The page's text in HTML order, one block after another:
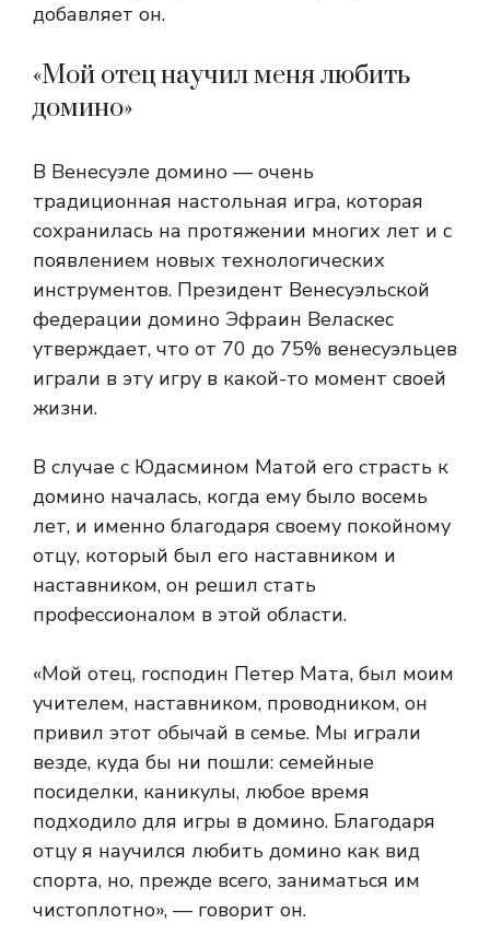
добавляет он.
«Мой отец научил меня любить
домино»
В Венесуэле домино — очень
традиционная настольная игра, которая
сохранилась на протяжении многих лет и с
появлением новых технологических
инструментов. Президент Венесуэльской
федерации домино Эфраин Веласкес
утверждает, что от 70 до 75% венесуэльцев
играли в эту игру в какой-то момент своей
жизни.
В случае с Юдасмином Матой его страсть к
домино началась, когда ему было восемь
лет, и именно благодаря своему покойному
отцу, который был его наставником и
наставником, он решил стать
профессионалом в этой области.
«Мой отец, господин Петер Мата, был моим
учителем, наставником, проводником, он
привил этот обычай в семье. Мы играли
везде, куда бы ни пошли: семейные
посиделки, каникулы, любое время
подходило для игры в домино. Благодаря
отцу я научился любить домино как вид
спорта, но, прежде всего, заниматься им
чистоплотно», — говорит он.